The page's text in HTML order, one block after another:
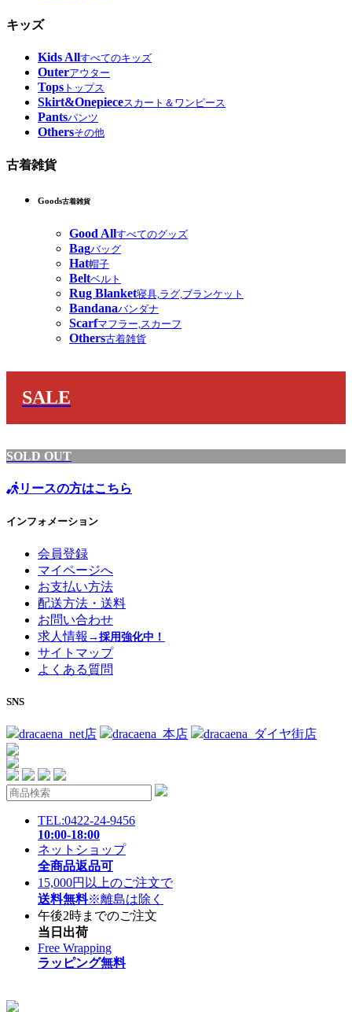
キッズ
Kids Allすべてのキッズ
Outerアウター
Tops トップス
Skirt&Onepieceスカート＆ワンピース
Pantsパンツ
Othersその他
古着雑貨
Goods古着雑貨
Good Allすべてのグッズ
Bagバッグ
Hat帽子
Beltベルト
Rug Blanket寝具,ラグ,ブランケット
Bandanaバンダナ
Scarfマフラー,スカーフ
Others古着雑貨
SALE
SOLD OUT
リースの方はこちら
インフォメーション
会員登録
マイページへ
お支払い方法
配送方法・送料
お問い合わせ
求人情報 →採用強化中！
サイトマップ
よくある質問
SNS
dracaena_net店 dracaena_本店 dracaena_ダイヤ街店
TEL:0422-24-9456
10:00-18:00
ネットショップ
全商品返品可
15,000円以上のご注文で
送料無料※離島は除く
午後2時までのご注文
当日出荷
Free Wrapping
ラッピング無料